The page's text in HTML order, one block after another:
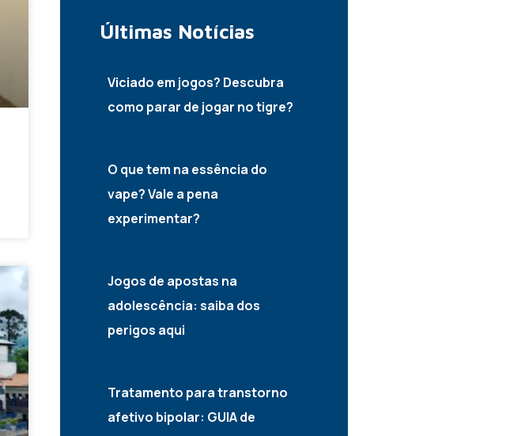
Últimas Notícias
Viciado em jogos? Descubra
como parar de jogar no tigre?
O que tem na essência do
vape? Vale a pena
experimentar?
Jogos de apostas na
adolescência: saiba dos
perigos aqui
Tratamento para transtorno
afetivo bipolar: GUIA de